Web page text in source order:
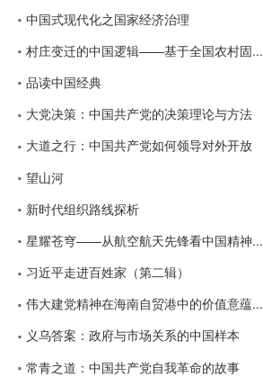
中国式现代化之国家经济治理
村庄变迁的中国逻辑——基于全国农村固...
品读中国经典
大党决策：中国共产党的决策理论与方法
大道之行：中国共产党如何领导对外开放
望山河
新时代组织路线探析
星耀苍穹——从航空航天先锋看中国精神...
习近平走进百姓家（第二辑）
伟大建党精神在海南自贸港中的价值意蕴...
义乌答案：政府与市场关系的中国样本
常青之道：中国共产党自我革命的故事